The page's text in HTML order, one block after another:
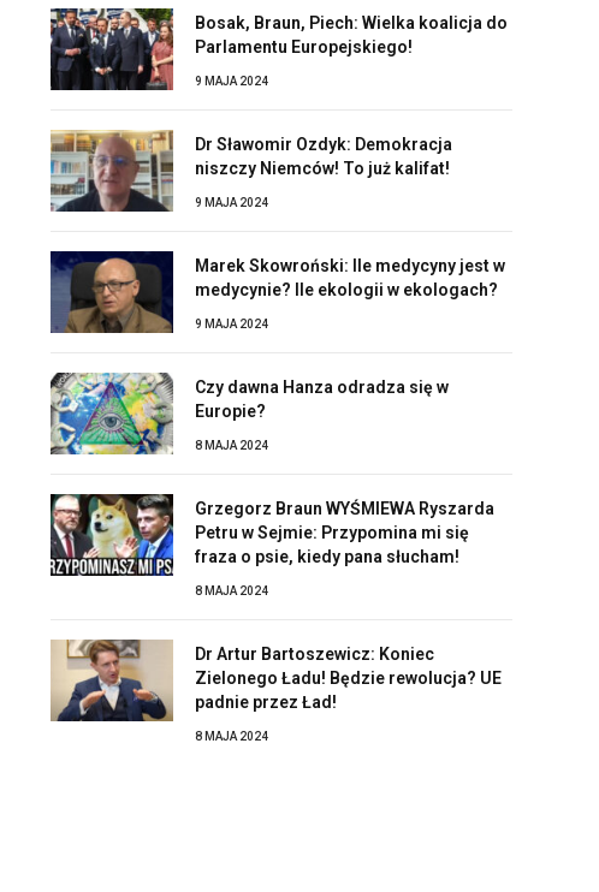
Bosak, Braun, Piech: Wielka koalicja do
Parlamentu Europejskiego!
9 MAJA 2024
Dr Sławomir Ozdyk: Demokracja
niszczy Niemców! To już kalifat!
9 MAJA 2024
Marek Skowroński: Ile medycyny jest w
medycynie? Ile ekologii w ekologach?
9 MAJA 2024
Czy dawna Hanza odradza się w
Europie?
8 MAJA 2024
Grzegorz Braun WYŚMIEWA Ryszarda
Petru w Sejmie: Przypomina mi się
fraza o psie, kiedy pana słucham!
8 MAJA 2024
Dr Artur Bartoszewicz: Koniec
Zielonego Ładu! Będzie rewolucja? UE
padnie przez Ład!
8 MAJA 2024